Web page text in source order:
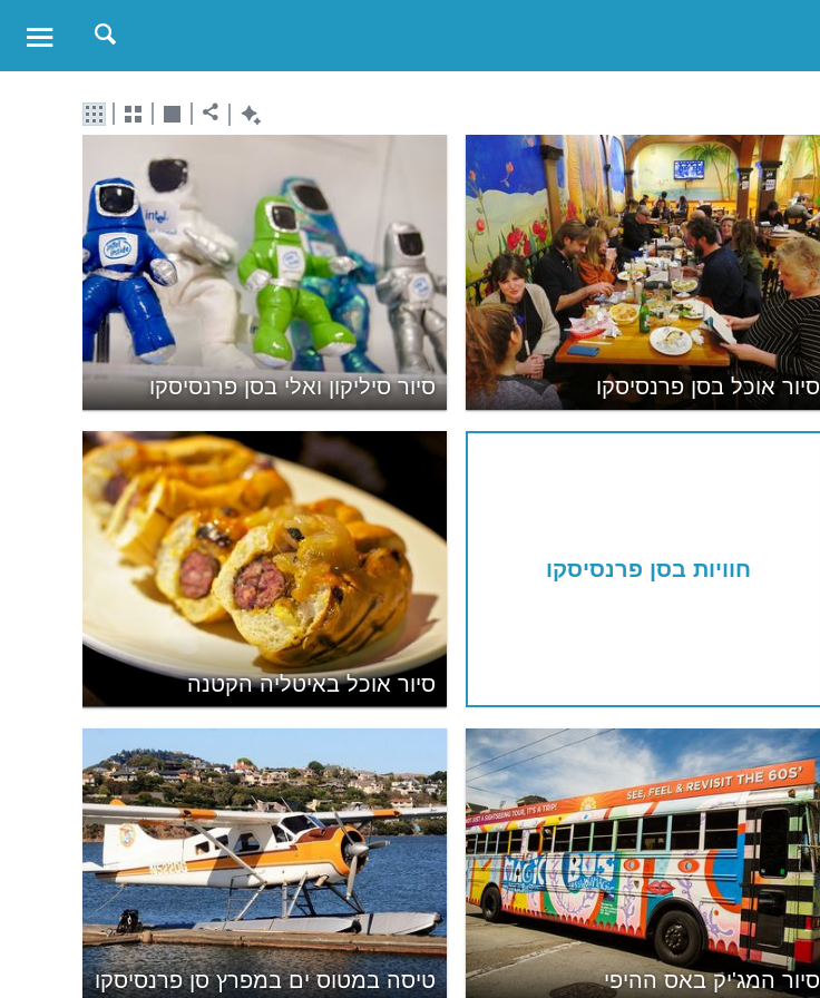
סיור סיליקון ואלי בסן פרנסיסקו סיור אוכל בסן פרנסיסקו
סיור אוכל באיטליה הקטנה
חוויות בסן פרנסיסקו
טיסה במטוס ים במפרץ סן פרנסיסקו סיור המג'יק באס ההיפי